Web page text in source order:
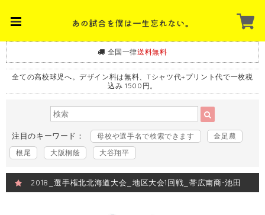
全国一律送料無料
全ての高校球児へ。デザイン料は無料、Tシャツ代+プリント代で一枚税
込み 1500円。
注目のキーワード： 母校や選手名で検索できます
金足農
根尾
大阪桐蔭 大谷翔平
2018_選手権北北海道大会_地区大会1回戦_帯広南商-池田